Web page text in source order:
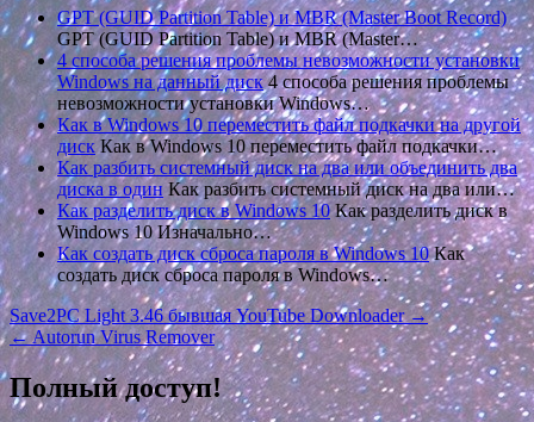
GPT (GUID Partition Table) и MBR (Master Boot Record)
GPT (GUID Partition Table) и MBR (Master…
4 способа решения проблемы невозможности установки
Windows на данный диск4 способа решения проблемы
невозможности установки Windows…
Как в Windows 10 переместить файл подкачки на другой
дискКак в Windows 10 переместить файл подкачки…
Как разбить системный диск на два или объединить два
диска в один Как разбить системный диск на два или…
Как разделить диск в Windows 10Как разделить диск в
Windows 10 Изначально…
Как создать диск сброса пароля в Windows 10Как
создать диск сброса пароля в Windows…
Навигация
по
записям
Save2PC Light 3.46 бывшая YouTube Downloader →
← Autorun Virus Remover
Полный доступ!